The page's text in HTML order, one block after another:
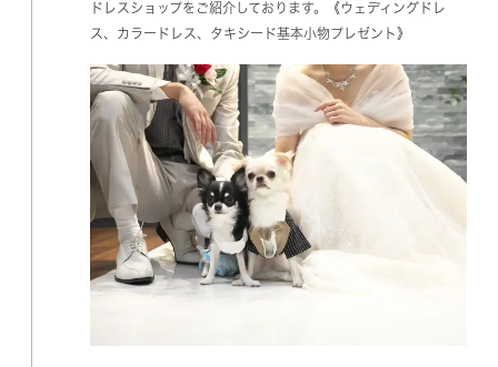
ドレスショップをご紹介しております。《ウェディングドレ
ス、カラードレス、タキシード基本小物プレゼント》